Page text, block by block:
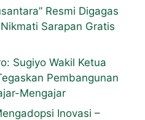
Resmi Digagas
Sarapan Gratis
Sugiyo Wakil Ketua
Pembangunan
Mengajar
Inovasi –